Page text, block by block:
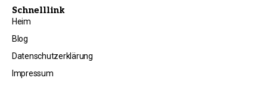
Schnelllink
Heim
Blog
Datenschutzerklärung
Impressum